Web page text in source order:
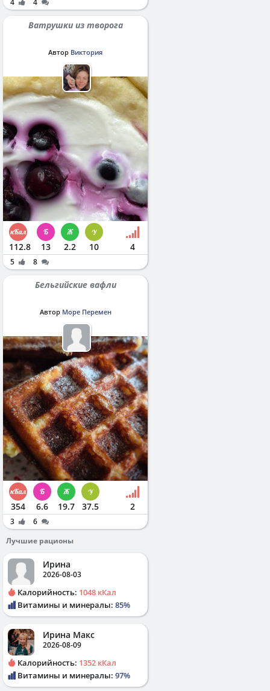
Ватрушки из творога
Автор Виктория
112.8 13 2.2 10 4
5 8
Бельгийские вафли
Автор Море Перемен
354 6.6 19.7 37.5 2
3
6
Лучшие рационы
Ирина
2026-08-03
Калорийность: 1048 кКал
Витамины и минералы: 85%
Ирина Макс
2026-08-09
Калорийность: 1352 кКал
Витамины и минералы: 97%